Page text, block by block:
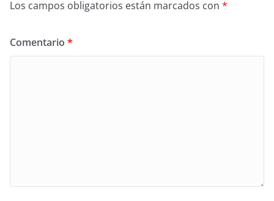
Los campos obligatorios están marcados con *
Comentario *